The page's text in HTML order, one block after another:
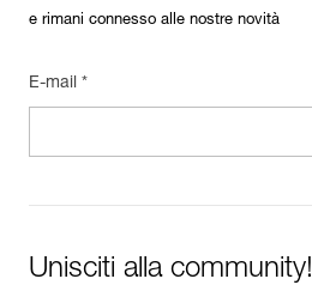
e rimani connesso alle nostre novità
E-mail *
Unisciti alla community!